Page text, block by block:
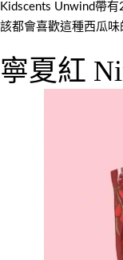
Kidscents Unwind帶
該都會喜歡這種西瓜味
寧夏紅